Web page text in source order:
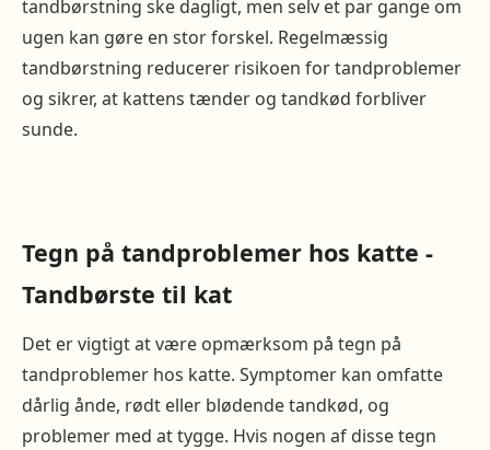
tandbørstning ske dagligt, men selv et par gange om
ugen kan gøre en stor forskel. Regelmæssig
tandbørstning reducerer risikoen for tandproblemer
og sikrer, at kattens tænder og tandkød forbliver
sunde.
Tegn på tandproblemer hos katte -
Tandbørste til kat
Det er vigtigt at være opmærksom på tegn på
tandproblemer hos katte. Symptomer kan omfatte
dårlig ånde, rødt eller blødende tandkød, og
problemer med at tygge. Hvis nogen af disse tegn